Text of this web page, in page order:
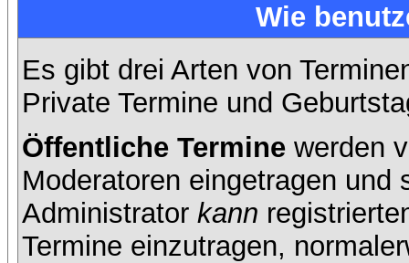
Wie
Es gibt drei Arten von
Private Termine und
Öffentliche Termine werden
Moderatoren eingetragen und
Administrator kann
Termine einzutragen,